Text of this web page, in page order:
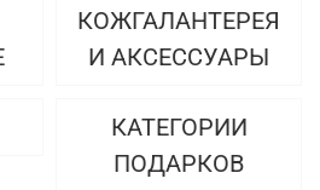
КОЖГАЛАНТЕРЕЯ
И АКСЕССУАРЫ
КАТЕГОРИИ
ПОДАРКОВ